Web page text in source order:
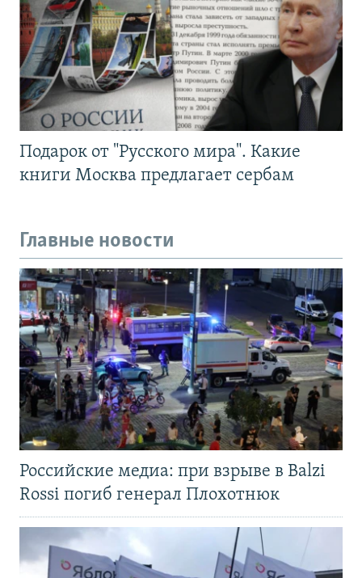
Подарок от "Русского мира". Какие
книги Москва предлагает сербам
Главные новости
Российские медиа: при взрыве в Balzi
Rossi погиб генерал Плохотнюк